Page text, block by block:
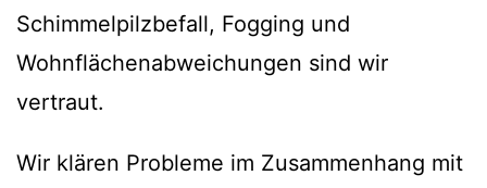
Schimmelpilzbefall, Fogging und
Wohnflächenabweichungen sind wir
vertraut.
Wir klären Probleme im Zusammenhang mit